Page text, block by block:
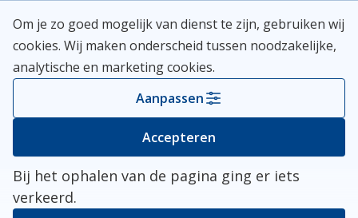
naar
inhoud
Meerlanden Logo
Open
Kies je gemeente
Er ging iets mis
Bij het ophalen van de pagina ging er iets
verkeerd.
Om je zo goed mogelijk van dienst te zijn, gebruiken wij
cookies. Wij maken onderscheid tussen noodzakelijke,
analytische en marketing cookies.
Aanpassen
Accepteren